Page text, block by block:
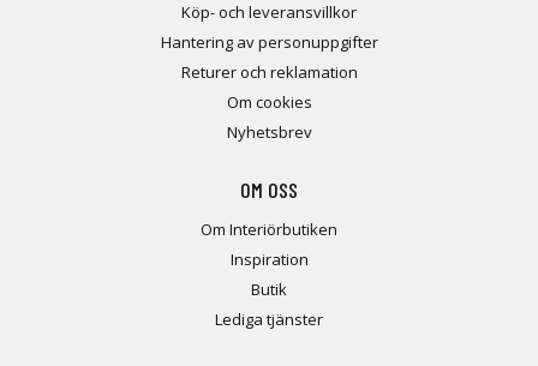
Köp- och leveransvillkor
Hantering av personuppgifter
Returer och reklamation
Om cookies
Nyhetsbrev
OM OSS
Om Interiörbutiken
Inspiration
Butik
Lediga tjänster